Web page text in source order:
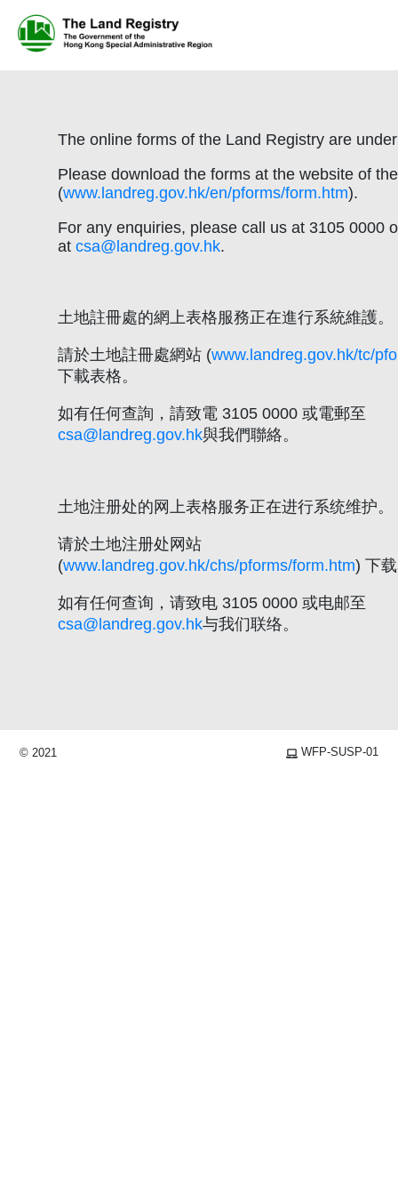
The online forms of the Land Registry are
Please download the forms at the website of
(www.landreg.gov.hk/en/pforms/form.htm).
For any enquiries, please call us at 3105 0000
at csa@landreg.gov.hk.
土地註冊處的網上表格服務正在進行系統維護。
請於土地註冊處網站 (www.landreg.gov.hk/tc/
下載表格。
如有任何查詢，請致電 3105 0000 或電郵至
csa@landreg.gov.hk與我們聯絡。
土地注册处的网上表格服务正在进行系统维护。
请於土地注册处网站
(www.landreg.gov.hk/chs/pforms/form.htm) 下
如有任何查询，请致电 3105 0000 或电邮至
csa@landreg.gov.hk与我们联络。
© 2021 WFP-SUSP-01